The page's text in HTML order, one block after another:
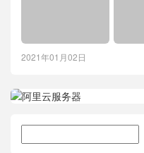
2021年01月02日